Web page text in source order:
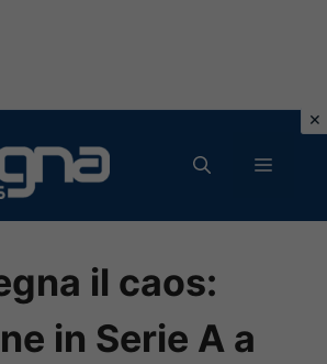
MENU
il caos:
in Serie A a